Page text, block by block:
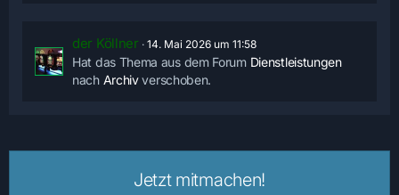
der Köllner 14. Mai 2026 um 11:58
Hat das Thema aus dem Forum Dienstleistungen
nach Archivverschoben.
Jetzt mitmachen!